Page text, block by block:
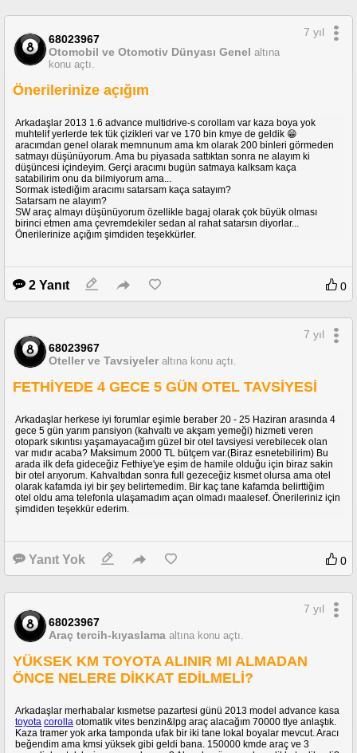
68023967
Otomobil ve Otomotiv Dünyası Genel altına
konu açtı.
7 yıl
Önerilerinize açığım
Arkadaşlar 2013 1.6 advance multidrive-s corollam var kaza boya yok
muhtelif yerlerde tek tük çizikleri var ve 170 bin kmye de geldik 😁
aracımdan genel olarak memnunum ama km olarak 200 binleri görmeden
satmayı düşünüyorum. Ama bu piyasada sattıktan sonra ne alayım ki
düşüncesi içindeyim. Gerçi aracımı bugün satmaya kalksam kaça
satabilirim onu da bilmiyorum ama...
Sormak istediğim aracımı satarsam kaça satayım?
Satarsam ne alayım?
SW araç almayı düşünüyorum özellikle bagaj olarak çok büyük olması
birinci etmen ama çevremdekiler sedan al rahat satarsın diyorlar...
Önerilerinize açığım şimdiden teşekkürler.
2 Yanıt 0
68023967
Oteller ve Tavsiyeler altına konu açtı.
7 yıl
FETHİYEDE 4 GECE 5 GÜN OTEL TAVSİYESİ
Arkadaşlar herkese iyi forumlar eşimle beraber 20 - 25 Haziran arasında 4
gece 5 gün yarım pansiyon (kahvaltı ve akşam yemeği) hizmeti veren
otopark sıkıntısı yaşamayacağım güzel bir otel tavsiyesi verebilecek olan
var mıdır acaba? Maksimum 2000 TL bütçem var.(Biraz esnetebilirim) Bu
arada ilk defa gideceğiz Fethiye'ye eşim de hamile olduğu için biraz sakin
bir otel arıyorum. Kahvaltıdan sonra full gezeceğiz kısmet olursa ama otel
olarak kafamda iyi bir şey belirtemedim. Bir kaç tane kafamda belirttiğim
otel oldu ama telefonla ulaşamadım açan olmadı maalesef. Önerileriniz için
şimdiden teşekkür ederim.
Yanıt Yok 0
68023967
Araç tercih-kıyaslama altına konu açtı.
7 yıl
YÜKSEK KM TOYOTA ALINIR MI ALMADAN
ÖNCE NELERE DİKKAT EDİLMELİ?
Arkadaşlar merhabalar kısmetse pazartesi günü 2013 model advance kasa
toyota corolla otomatik vites benzin&lpg araç alacağım 70000 tlye anlaştık.
Kaza tramer yok arka tamponda ufak bir iki tane lokal boyalar mevcut. Aracı
beğendim ama kmsi yüksek gibi geldi bana. 150000 kmde araç ve 3